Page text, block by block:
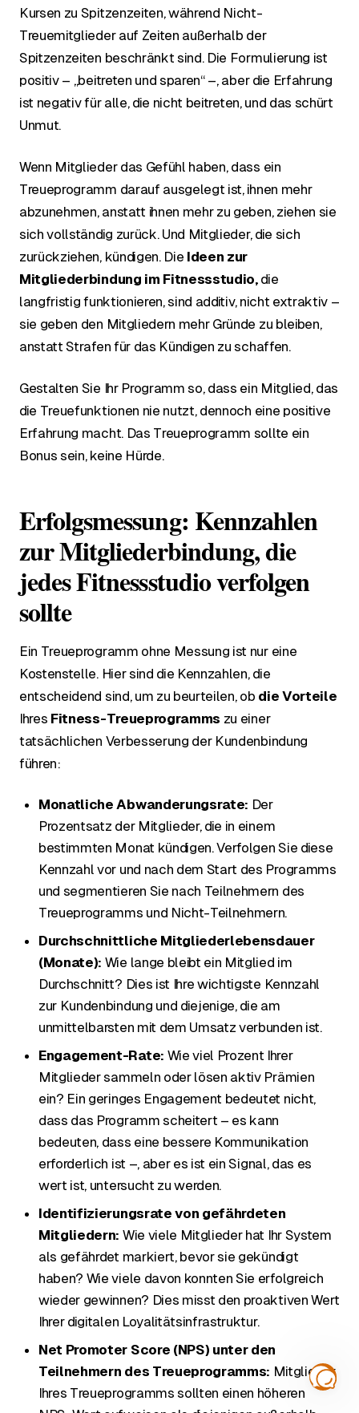
Kursen zu Spitzenzeiten, während Nicht-
Treuemitglieder auf Zeiten außerhalb der
Spitzenzeiten beschränkt sind. Die Formulierung ist
positiv – „beitreten und sparen“ –, aber die Erfahrung
ist negativ für alle, die nicht beitreten, und das schürt
Unmut.
Wenn Mitglieder das Gefühl haben, dass ein
Treueprogramm darauf ausgelegt ist, ihnen mehr
abzunehmen, anstatt ihnen mehr zu geben, ziehen sie
sich vollständig zurück. Und Mitglieder, die sich
zurückziehen, kündigen. Die Ideen zur
Mitgliederbindung im Fitnessstudio,die
langfristig funktionieren, sind additiv, nicht extraktiv –
sie geben den Mitgliedern mehr Gründe zu bleiben,
anstatt Strafen für das Kündigen zu schaffen.
Gestalten Sie Ihr Programm so, dass ein Mitglied, das
die Treuefunktionen nie nutzt, dennoch eine positive
Erfahrung macht. Das Treueprogramm sollte ein
Bonus sein, keine Hürde.
Erfolgsmessung: Kennzahlen
zur Mitgliederbindung, die
jedes Fitnessstudio verfolgen
sollte
Ein Treueprogramm ohne Messung ist nur eine
Kostenstelle. Hier sind die Kennzahlen, die
entscheidend sind, um zu beurteilen, ob die Vorteile
Ihres Fitness-Treueprogramms zu einer
tatsächlichen Verbesserung der Kundenbindung
führen:
Monatliche Abwanderungsrate: Der
Prozentsatz der Mitglieder, die in einem
bestimmten Monat kündigen. Verfolgen Sie diese
Kennzahl vor und nach dem Start des Programms
und segmentieren Sie nach Teilnehmern des
Treueprogramms und Nicht-Teilnehmern.
Durchschnittliche Mitgliederlebensdauer
(Monate): Wie lange bleibt ein Mitglied im
Durchschnitt? Dies ist Ihre wichtigste Kennzahl
zur Kundenbindung und diejenige, die am
unmittelbarsten mit dem Umsatz verbunden ist.
Engagement-Rate: Wie viel Prozent Ihrer
Mitglieder sammeln oder lösen aktiv Prämien
ein? Ein geringes Engagement bedeutet nicht,
dass das Programm scheitert – es kann
bedeuten, dass eine bessere Kommunikation
erforderlich ist –, aber es ist ein Signal, das es
wert ist, untersucht zu werden.
Identifizierungsrate von gefährdeten
Mitgliedern: Wie viele Mitglieder hat Ihr System
als gefährdet markiert, bevor sie gekündigt
haben? Wie viele davon konnten Sie erfolgreich
wieder gewinnen? Dies misst den proaktiven Wert
Ihrer digitalen Loyalitätsinfrastruktur.
Net Promoter Score (NPS) unter den
Teilnehmern des Treueprogramms: Mitglieder
Ihres Treueprogramms sollten einen höheren